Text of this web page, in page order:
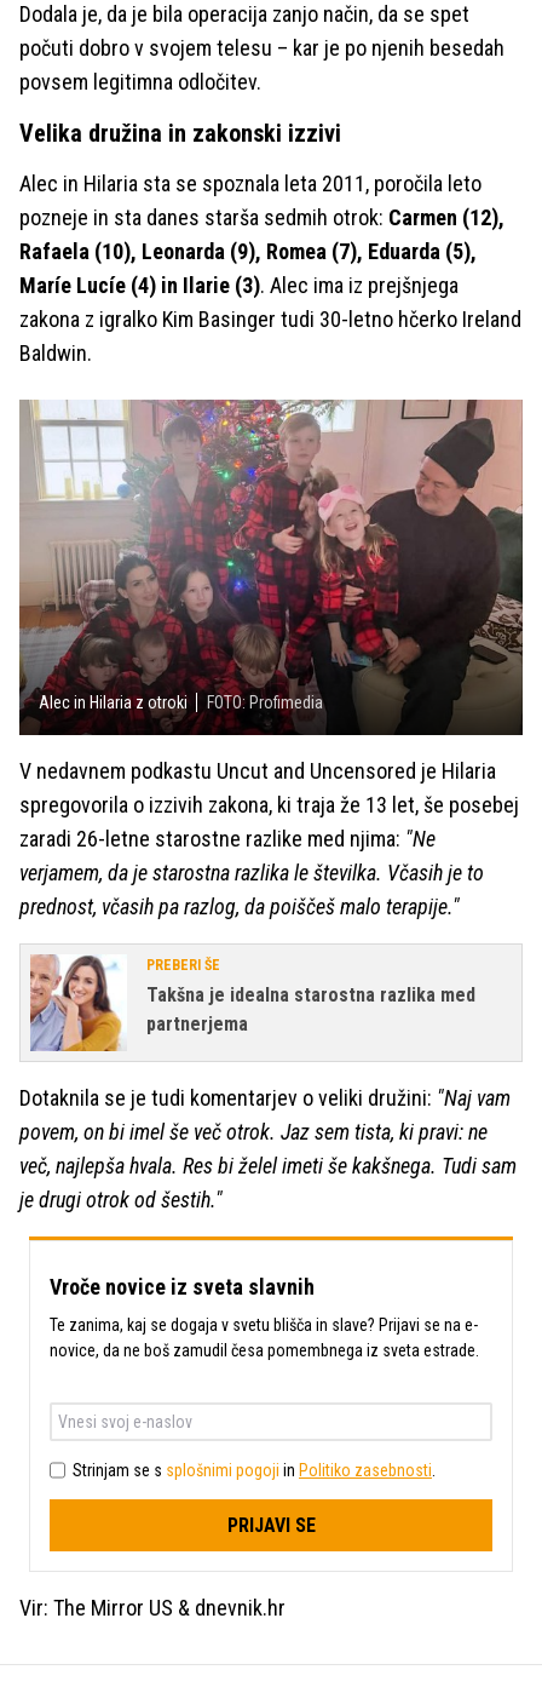
Dodala je, da je bila operacija zanjo način, da se spet
počuti dobro v svojem telesu – kar je po njenih besedah
povsem legitimna odločitev.
Velika družina in zakonski izzivi
Alec in Hilaria sta se spoznala leta 2011, poročila leto
pozneje in sta danes starša sedmih otrok: Carmen (12),
Rafaela (10), Leonarda (9), Romea (7), Eduarda (5),
Maríe Lucíe (4) in Ilarie (3). Alec ima iz prejšnjega
zakona z igralko Kim Basinger tudi 30-letno hčerko Ireland
Baldwin.
Alec in Hilaria z otroki FOTO: Profimedia
V nedavnem podkastu Uncut and Uncensored je Hilaria
spregovorila o izzivih zakona, ki traja že 13 let, še posebej
zaradi 26-letne starostne razlike med njima: "Ne
verjamem, da je starostna razlika le številka. Včasih je to
prednost, včasih pa razlog, da poiščeš malo terapije."
PREBERI ŠE
Takšna je idealna starostna razlika med
partnerjema
Dotaknila se je tudi komentarjev o veliki družini: "Naj vam
povem, on bi imel še več otrok. Jaz sem tista, ki pravi: ne
več, najlepša hvala. Res bi želel imeti še kakšnega. Tudi sam
je drugi otrok od šestih."
Vroče novice iz sveta slavnih
Te zanima, kaj se dogaja v svetu blišča in slave? Prijavi se na e-
novice, da ne boš zamudil česa pomembnega iz sveta estrade.
Strinjam se s splošnimi pogoji in Politiko zasebnosti
PRIJAVI SE
Vir: The Mirror US & dnevnik.hr